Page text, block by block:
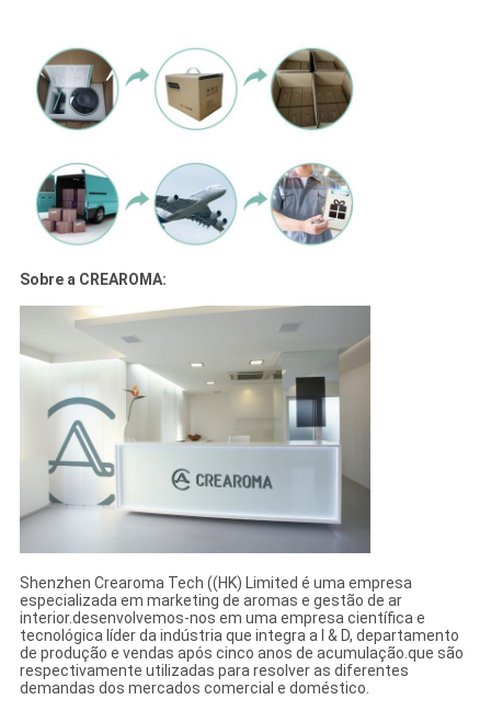
Sobre a CREAROMA:
Shenzhen Crearoma Tech ((HK) Limited é uma empresa
especializada em marketing de aromas e gestão de ar
interior.desenvolvemos-nos em uma empresa científica e
tecnológica líder da indústria que integra a I & D, departamento
de produção e vendas após cinco anos de acumulação.que são
respectivamente utilizadas para resolver as diferentes
demandas dos mercados comercial e doméstico.